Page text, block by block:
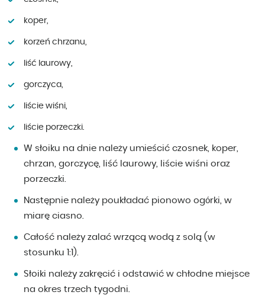
koper,
korzeń chrzanu,
liść laurowy,
gorczyca,
liście wiśni,
liście porzeczki.
W słoiku na dnie należy umieścić czosnek, koper,
chrzan, gorczycę, liść laurowy, liście wiśni oraz
porzeczki.
Następnie należy poukładać pionowo ogórki, w
miarę ciasno.
Całość należy zalać wrzącą wodą z solą (w
stosunku 1:1).
Słoiki należy zakręcić i odstawić w chłodne miejsce
na okres trzech tygodni.